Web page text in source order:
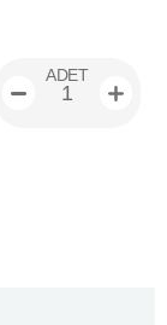
ADET